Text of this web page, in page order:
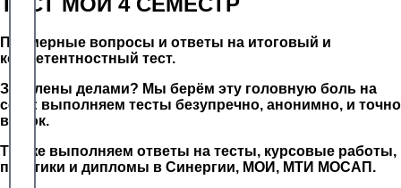
Примерные вопросы и ответы на итоговый и
компетентностный тест.
Завалены делами? Мы берём эту головную боль на
себя: выполняем тесты безупречно, анонимно, и точно
в срок.
Так же выполняем ответы на тесты, курсовые работы,
практики и дипломы в Синергии, МОИ, МТИ МОСАП.